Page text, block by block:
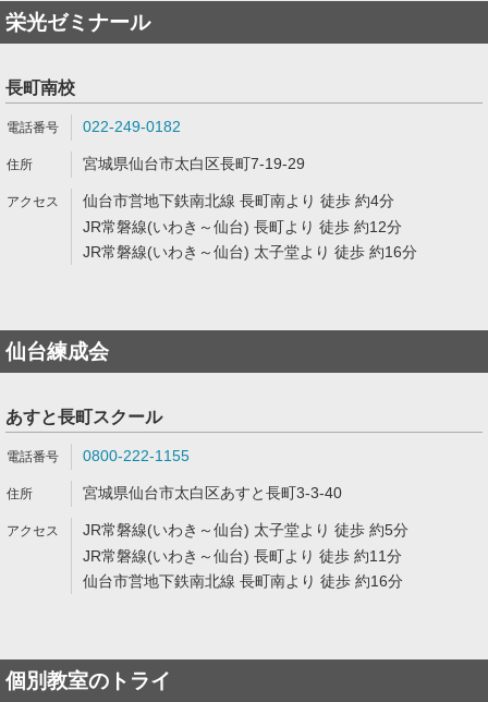
栄光ゼミナール
長町南校
022-249-0182
宮城県仙台市太白区長町7-19-29
仙台市営地下鉄南北線 長町南より 徒歩 約4分
JR常磐線(いわき～仙台) 長町より 徒歩 約12分
JR常磐線(いわき～仙台) 太子堂より 徒歩 約16分
仙台練成会
あすと長町スクール
0800-222-1155
宮城県仙台市太白区あすと長町3-3-40
JR常磐線(いわき～仙台) 太子堂より 徒歩 約5分
JR常磐線(いわき～仙台) 長町より 徒歩 約11分
仙台市営地下鉄南北線 長町南より 徒歩 約16分
個別教室のトライ